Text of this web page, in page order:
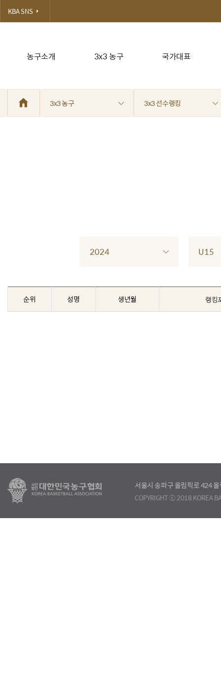
농구소개 3x3 농구 국가대표
KBA SNS
3x3 농구 3x3 선수랭킹
2024 U15
순위 성명 생년월 랭킹
서울시 송파구 올림픽로 424
COPYRIGHT ⓒ 2018 KOREA